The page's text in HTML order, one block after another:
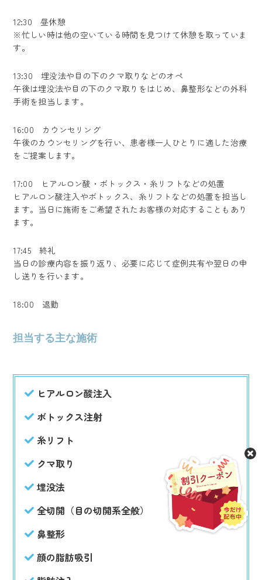
12:30 昼休憩
※忙しい時は他の空いている時間を見つけて休憩を取っていま
す。
13:30 埋没法や目の下のクマ取りなどのオペ
午後は埋没法や目の下のクマ取りをはじめ、鼻整形などの外科
手術を担当します。
16:00 カウンセリング
午後のカウンセリングを行い、患者様一人ひとりに適した治療
をご提案します。
17:00 ヒアルロン酸・ボトックス・糸リフトなどの処置
ヒアルロン酸注入やボトックス、糸リフトなどの処置を担当し
ます。当日に施術をご希望されたお客様の対応することもあり
ます。
17:45 終礼
当日の診療内容を振り返り、必要に応じて症例共有や翌日の申
し送りを行います。
18:00 退勤
担当する主な施術
ヒアルロン酸注入
ボトックス注射
糸リフト
クマ取り
埋没法
全切開（目の切開系全般）
鼻整形
顔の脂肪吸引